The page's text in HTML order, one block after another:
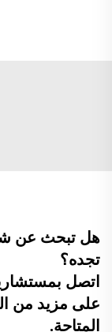
هل تبحث عن
تجده؟
اتصل
على مزيد من
المتاحة.